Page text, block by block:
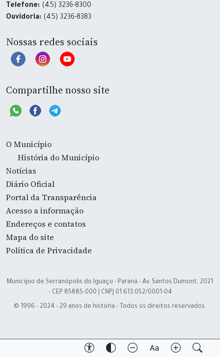
Telefone: (45) 3236-8300
Ouvidoria: (45) 3236-8383
Nossas redes sociais
Compartilhe nosso site
O Município
História do Município
Notícias
Diário Oficial
Portal da Transparência
Acesso a informação
Endereços e contatos
Mapa do site
Política de Privacidade
Município de Serranópolis do Iguaçu - Paraná - Av. Santos Dumont, 2021
- CEP 85885-000 | CNPJ 01.613.052/0001-04
© 1996 - 2024 - 29 anos de história - Todos os direitos reservados.